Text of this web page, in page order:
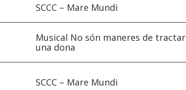
SCCC – Mare Mundi
Musical No són maneres de tractar
una dona
SCCC – Mare Mundi